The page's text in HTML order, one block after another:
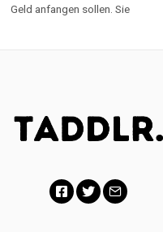
Geld anfangen sollen. Sie